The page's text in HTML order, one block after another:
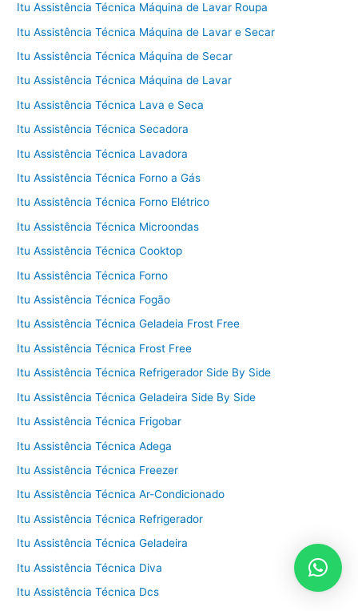
Itu Assistência Técnica Máquina de Lavar Roupa
Itu Assistência Técnica Máquina de Lavar e Secar
Itu Assistência Técnica Máquina de Secar
Itu Assistência Técnica Máquina de Lavar
Itu Assistência Técnica Lava e Seca
Itu Assistência Técnica Secadora
Itu Assistência Técnica Lavadora
Itu Assistência Técnica Forno a Gás
Itu Assistência Técnica Forno Elétrico
Itu Assistência Técnica Microondas
Itu Assistência Técnica Cooktop
Itu Assistência Técnica Forno
Itu Assistência Técnica Fogão
Itu Assistência Técnica Geladeia Frost Free
Itu Assistência Técnica Frost Free
Itu Assistência Técnica Refrigerador Side By Side
Itu Assistência Técnica Geladeira Side By Side
Itu Assistência Técnica Frigobar
Itu Assistência Técnica Adega
Itu Assistência Técnica Freezer
Itu Assistência Técnica Ar-Condicionado
Itu Assistência Técnica Refrigerador
Itu Assistência Técnica Geladeira
Itu Assistência Técnica Diva
Itu Assistência Técnica Dcs